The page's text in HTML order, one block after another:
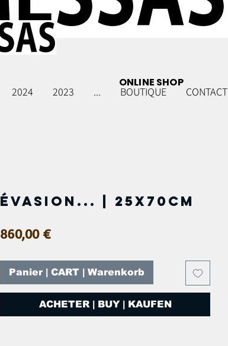
2024 2023 ... BOUTIQUE CONTACT
ONLINE SHOP
Évasion... | 25x70cm
860,00 €Prix
Panier | CART | Warenkorb
ACHETER | BUY | KAUFEN